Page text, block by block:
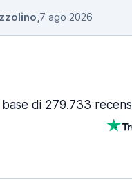
,7 ago 2026
base di 279.733